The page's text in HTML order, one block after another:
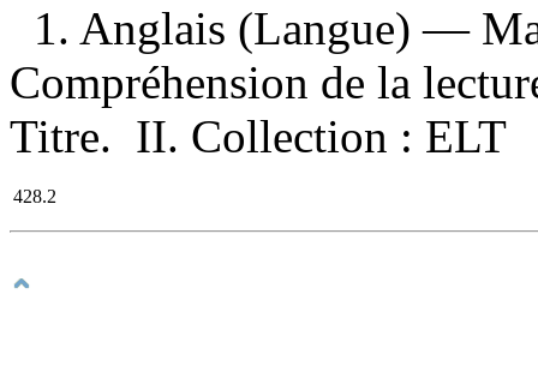
1. Anglais (Langue) —
Compréhension de la
Titre. II. Collection : ELT
428.2